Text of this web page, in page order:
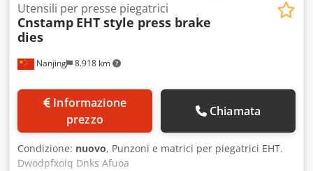
Nanjing 8.918 km
Utensili per presse piegatrici
Cnstamp EHT style press brake
dies
prezzo
Chiamata
Condizione: nuovo, Punzoni e matrici per piegatrici EHT.
Dwodpfxoiq Dnks Afuoa